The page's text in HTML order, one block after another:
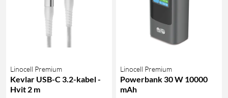
Linocell Premium
Kevlar USB-C 3.2-kabel -
Hvit 2 m
Linocell Premium
Powerbank 30 W 10000
mAh